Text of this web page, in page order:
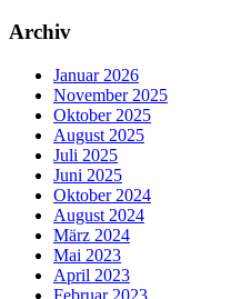
Archiv
Januar 2026
November 2025
Oktober 2025
August 2025
Juli 2025
Juni 2025
Oktober 2024
August 2024
März 2024
Mai 2023
April 2023
Februar 2023